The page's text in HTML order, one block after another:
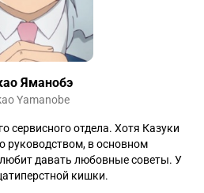
Яманобэ
Yamanobe
сервисного отдела. Хотя Казуки
руководством, в основном
давать любовные советы. У
кишки.